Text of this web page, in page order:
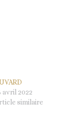
avril 2022
similaire